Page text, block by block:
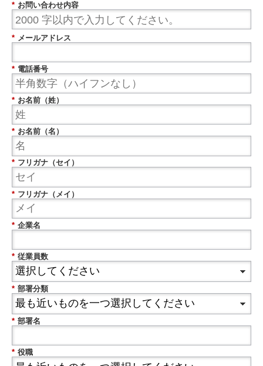
* お問い合わせ内容
* メールアドレス
* 電話番号
* お名前（姓）
* お名前（名）
* フリガナ（セイ）
* フリガナ（メイ）
* 企業名
* 従業員数
* 部署分類
* 部署名
* 役職